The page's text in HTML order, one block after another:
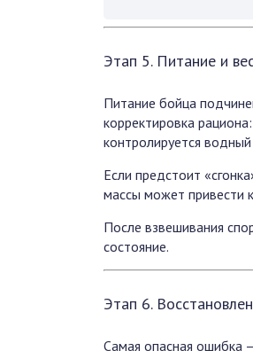
Этап 5. Питание и
Питание бойца
корректировка
контролируется
Если предстоит
массы может привести
После взвешивания
состояние.
Этап 6.
Самая опасная ошибка